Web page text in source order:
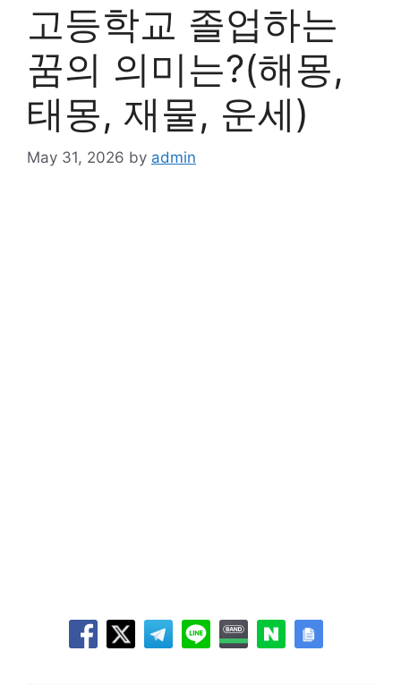
고등학교 졸업하는
꿈의 의미는?(해몽,
태몽, 재물, 운세)
May 31, 2026 by admin